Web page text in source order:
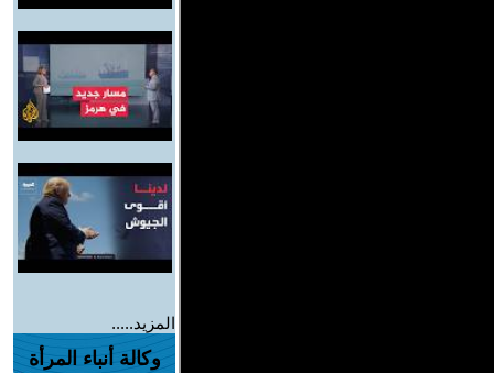
المزيد.....
وكالة أنباء المرأة